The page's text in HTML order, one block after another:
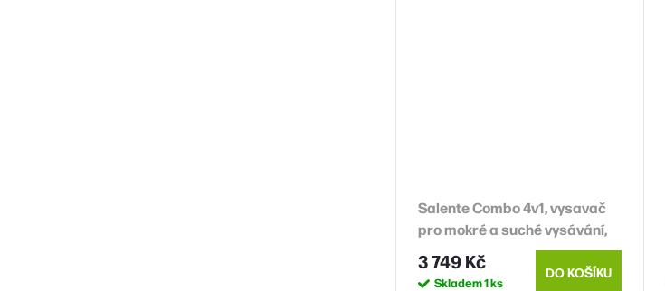
Salente Combo 4v1, vysavač
pro mokré a suché vysávání,
tepovač, fukar
3 749 Kč
Skladem1 ks
DO KOŠÍKU